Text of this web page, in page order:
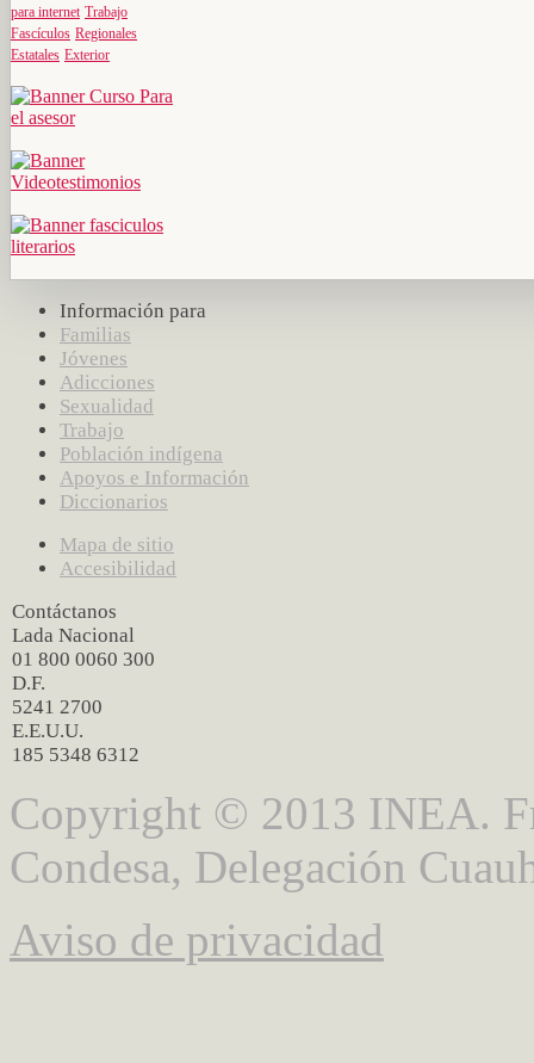
para internet Trabajo
Fascículos Regionales
Estatales Exterior
Información para
Familias
Jóvenes
Adicciones
Sexualidad
Trabajo
Población indígena
Apoyos e Información
Diccionarios
Mapa de sitio
Accesibilidad
Contáctanos
Lada Nacional
01 800 0060 300
D.F.
5241 2700
E.E.U.U.
185 5348 6312
Copyright © 2013 INEA.
Condesa, Delegación
Aviso de privacidad